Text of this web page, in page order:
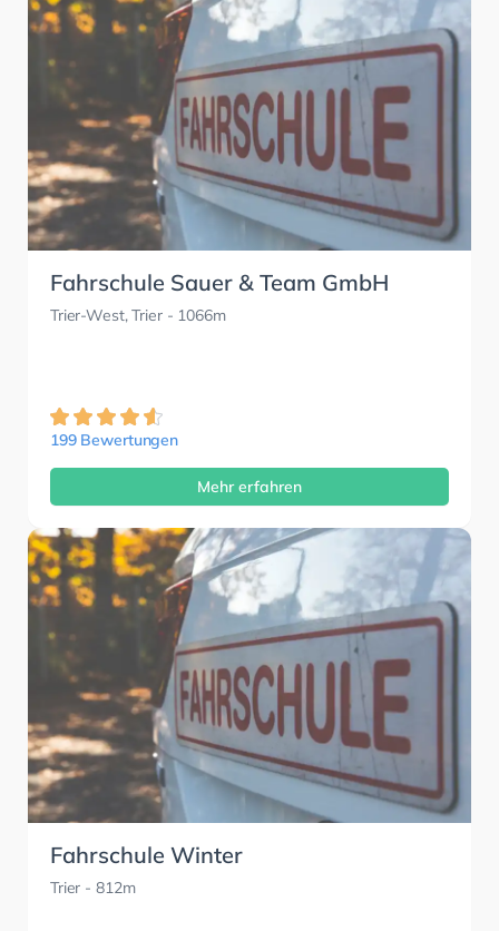
Fahrschule Sauer & Team GmbH
Trier-West, Trier- 1066m
199 Bewertungen
Mehr erfahren
Fahrschule Winter
Trier - 812m